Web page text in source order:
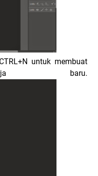
untuk membuat
baru.